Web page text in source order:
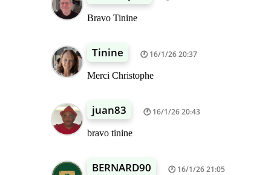
Bravo Tinine
Tinine 16/1/26 20:37
Merci Christophe
juan83 16/1/26 20:43
bravo tinine
BERNARD90 16/1/26 21:05